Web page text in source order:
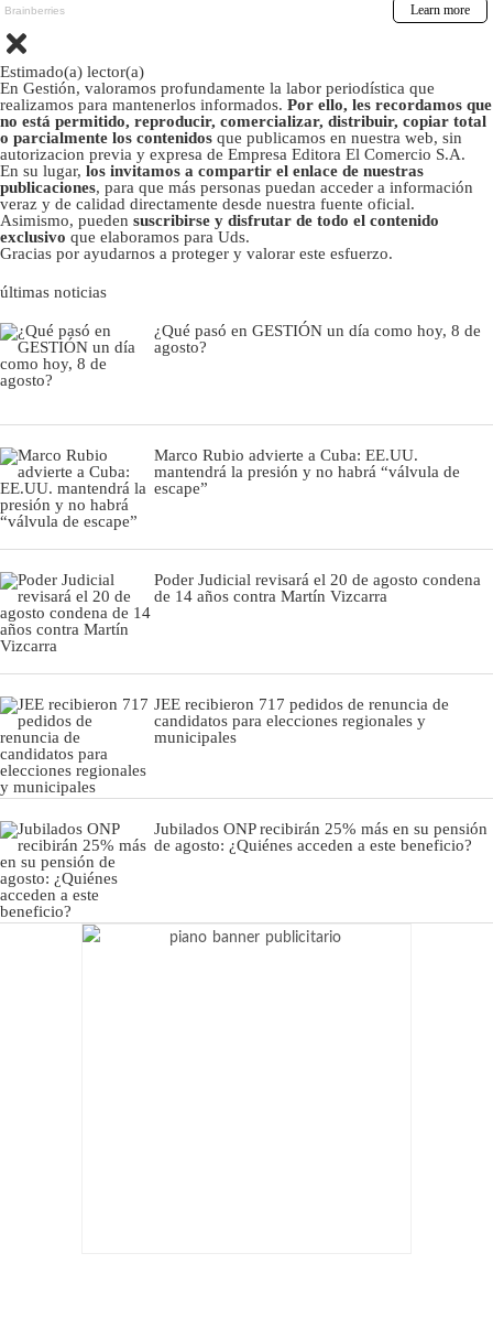
Estimado(a) lector(a)
En Gestión, valoramos profundamente la labor periodística que
realizamos para mantenerlos informados. Por ello, les recordamos que
no está permitido, reproducir, comercializar, distribuir, copiar total
o parcialmente los contenidos que publicamos en nuestra web, sin
autorizacion previa y expresa de Empresa Editora El Comercio S.A.
En su lugar, los invitamos a compartir el enlace de nuestras
publicaciones, para que más personas puedan acceder a información
veraz y de calidad directamente desde nuestra fuente oficial.
Asimismo, pueden suscribirse y disfrutar de todo el contenido
exclusivo que elaboramos para Uds.
Gracias por ayudarnos a proteger y valorar este esfuerzo.
últimas noticias
¿Qué pasó en GESTIÓN un día como hoy, 8 de
agosto?
Marco Rubio advierte a Cuba: EE.UU.
mantendrá la presión y no habrá “válvula de
escape”
Poder Judicial revisará el 20 de agosto condena
de 14 años contra Martín Vizcarra
JEE recibieron 717 pedidos de renuncia de
candidatos para elecciones regionales y
municipales
Jubilados ONP recibirán 25% más en su pensión
de agosto: ¿Quiénes acceden a este beneficio?